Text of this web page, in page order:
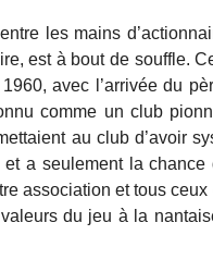
les mains
est à bout de souffle.
avec l’arrivée du
comme un club
au club d’avoir
a seulement la
association et tous
du jeu à la